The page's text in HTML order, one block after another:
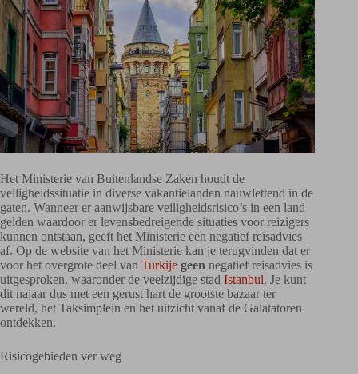
Het Ministerie van Buitenlandse Zaken houdt de
veiligheidssituatie in diverse vakantielanden nauwlettend in de
gaten. Wanneer er aanwijsbare veiligheidsrisico’s in een land
gelden waardoor er levensbedreigende situaties voor reizigers
kunnen ontstaan, geeft het Ministerie een negatief reisadvies
af. Op de website van het Ministerie kan je terugvinden dat er
voor het overgrote deel van Turkije geen negatief reisadvies is
uitgesproken, waaronder de veelzijdige stad Istanbul. Je kunt
dit najaar dus met een gerust hart de grootste bazaar ter
wereld, het Taksimplein en het uitzicht vanaf de Galatatoren
ontdekken.
Risicogebieden ver weg